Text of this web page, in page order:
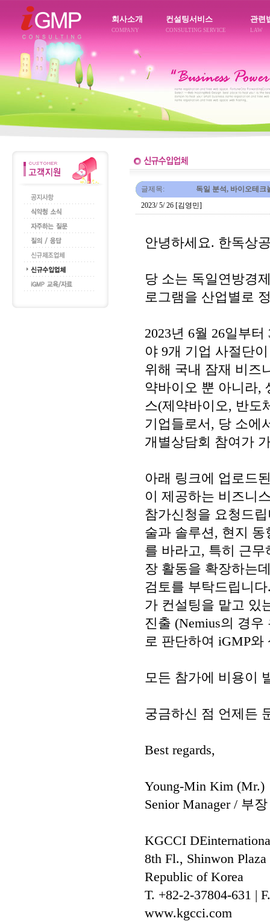
회사소개
COMPANY
컨설팅서비스
CONSULTING SERVICE
관련
LAW
글제목:
독일 분석, 바이오테크
2023/ 5/ 26 [김영민]
안녕하세요. 한독상
당 소는 독일연방경
로그램을 산업별로
2023년 6월 26일부
야 9개 기업 사절단
위해 국내 잠재 비즈
약바이오 뿐 아니라,
스(제약바이오, 반도
기업들로서, 당 소에
개별상담회 참여가
아래 링크에 업로드
이 제공하는 비즈니
참가신청을 요청드
술과 솔루션, 현지
를 바라고, 특히 근
장 활동을 확장하는
검토를 부탁드립니
가 컨설팅을 맡고 있
진출 (Nemius의 경
로 판단하여 iGMP
모든 참가에 비용이
궁금하신 점 언제든
Best regards,
Young-Min Kim (Mr.)
Senior Manager / 부장
KGCCI
8th Fl., Shinwon
Republic of Korea
T. +82-2-37804-631 |
www.kgcci.com